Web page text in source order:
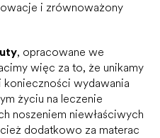
i zrównoważony
, opracowane we
więc za to, że unikamy
konieczności wydawania
życiu na leczenie
noszeniem niewłaściwych
dodatkowo za materac